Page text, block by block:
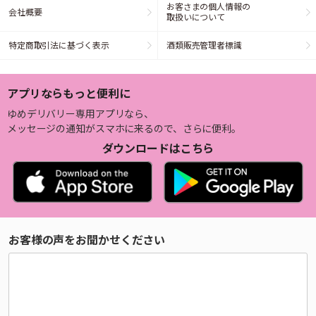
会社概要
お客さまの個人情報の
取扱いについて
特定商取引法に基づく表示 酒類販売管理者標識
アプリならもっと便利に
ゆめデリバリー専用アプリなら、
メッセージの通知がスマホに来るので、さらに便利。
ダウンロードはこちら
お客様の声をお聞かせください